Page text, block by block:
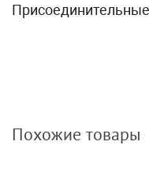
Похожие товары